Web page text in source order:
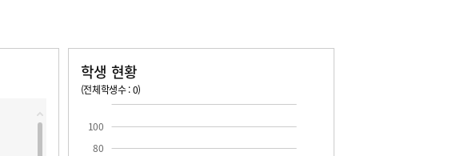
학생 현황
(전체학생수 : 0)
80
100